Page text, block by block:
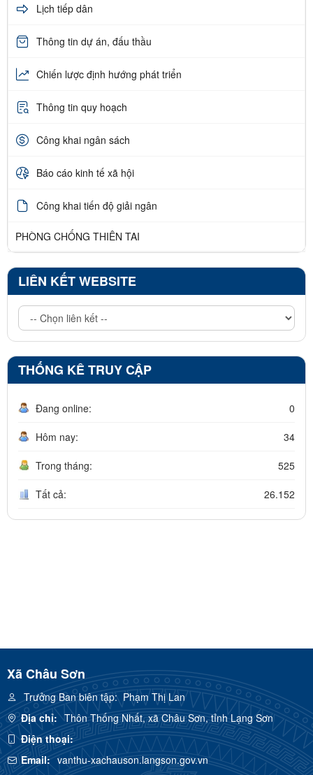
Lịch tiếp dân
Thông tin dự án, đấu thầu
Chiến lược định hướng phát triển
Thông tin quy hoạch
Công khai ngân sách
Báo cáo kinh tế xã hội
Công khai tiến độ giải ngân
PHÒNG CHỐNG THIÊN TAI
LIÊN KẾT WEBSITE
THỐNG KÊ TRUY CẬP
Đang online: 0
Hôm nay: 34
Trong tháng: 525
Tất cả: 26.152
Xã Châu Sơn
Trưởng Ban biên tập:Phạm Thị Lan
Địa chỉ: Thôn Thống Nhất, xã Châu Sơn, tỉnh Lạng Sơn
Điện thoại:
Email: vanthu-xachauson.langson.gov.vn